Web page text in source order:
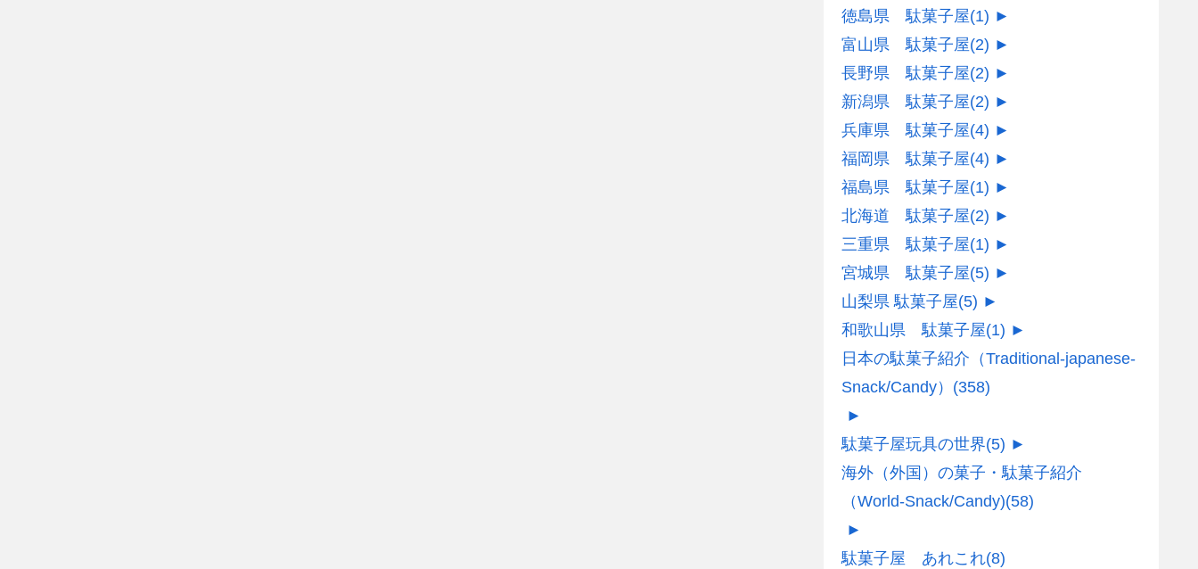
徳島県 駄菓子屋(1) ►
富山県 駄菓子屋(2) ►
長野県 駄菓子屋(2) ►
新潟県 駄菓子屋(2) ►
兵庫県 駄菓子屋(4) ►
福岡県 駄菓子屋(4) ►
福島県 駄菓子屋(1) ►
北海道 駄菓子屋(2) ►
三重県 駄菓子屋(1) ►
宮城県 駄菓子屋(5) ►
山梨県 駄菓子屋(5) ►
和歌山県 駄菓子屋(1) ►
日本の駄菓子紹介（Traditional-japanese-
Snack/Candy） (358)
►
駄菓子屋玩具の世界(5) ►
海外（外国）の菓子・駄菓子紹介
（World-Snack/Candy)(58)
►
駄菓子屋 あれこれ(8)